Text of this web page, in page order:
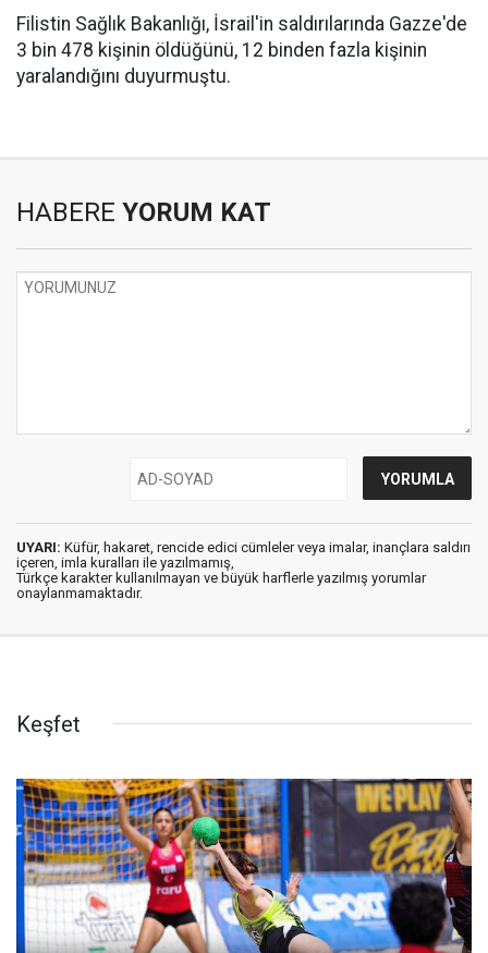
Filistin Sağlık Bakanlığı, İsrail'in saldırılarında Gazze'de
3 bin 478 kişinin öldüğünü, 12 binden fazla kişinin
yaralandığını duyurmuştu.
HABERE YORUM KAT
UYARI: Küfür, hakaret, rencide edici cümleler veya imalar, inançlara saldırı
içeren, imla kuralları ile yazılmamış,
Türkçe karakter kullanılmayan ve büyük harflerle yazılmış yorumlar
onaylanmamaktadır.
Keşfet